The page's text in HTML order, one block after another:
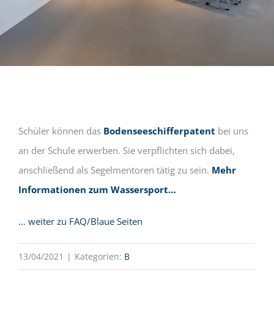
Schüler können das Bodenseeschifferpatent bei uns
an der Schule erwerben. Sie verpflichten sich dabei,
anschließend als Segelmentoren tätig zu sein. Mehr
Informationen zum Wassersport…
… weiter zu FAQ/Blaue Seiten
13/04/2021 | Kategorien: B